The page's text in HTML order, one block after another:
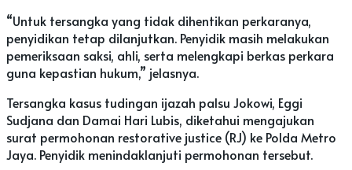
“Untuk tersangka yang tidak dihentikan perkaranya,
penyidikan tetap dilanjutkan. Penyidik masih melakukan
pemeriksaan saksi, ahli, serta melengkapi berkas perkara
guna kepastian hukum,” jelasnya.
Tersangka kasus tudingan ijazah palsu Jokowi, Eggi
Sudjana dan Damai Hari Lubis, diketahui mengajukan
surat permohonan restorative justice (RJ) ke Polda Metro
Jaya. Penyidik menindaklanjuti permohonan tersebut.